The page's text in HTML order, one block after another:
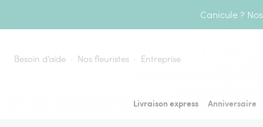
Canicule ?
Besoin d’aide Nos fleuristes Entreprise
Livraison express Anniversaire